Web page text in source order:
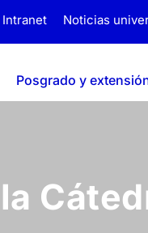
Intranet Noticias
Posgrado y